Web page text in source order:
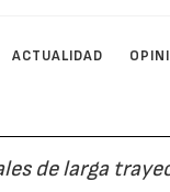
ACTUALIDAD
de larga